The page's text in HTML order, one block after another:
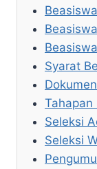
Syarat
Tahapan
Seleksi
Seleksi